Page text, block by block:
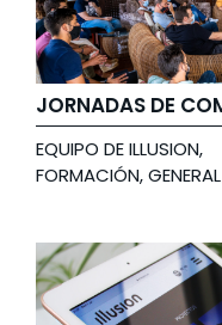
EQUIPO DE ILLUSION,
FORMACIÓN,GENERAL